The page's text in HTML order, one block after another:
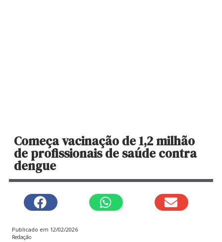
Começa vacinação de 1,2 milhão
de profissionais de saúde contra
dengue
Publicado em 12/02/2026
Redação